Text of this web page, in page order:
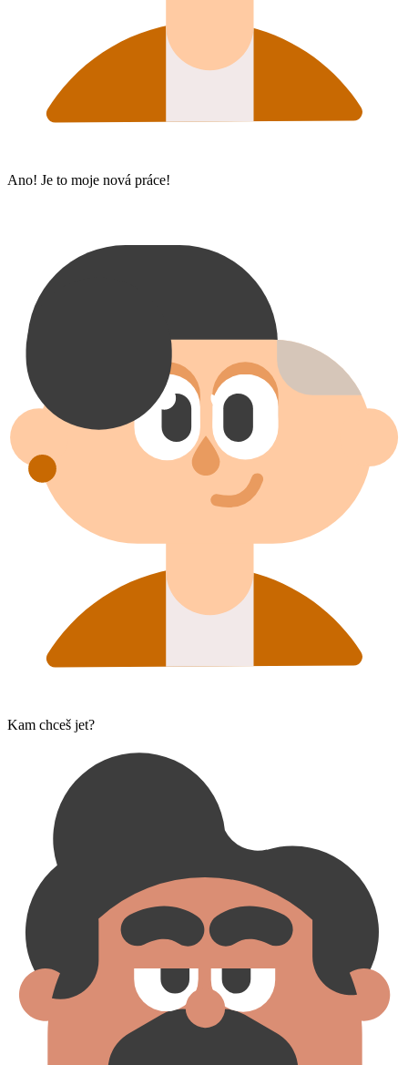
Ano! Je to moje nová práce!
Kam chceš jet?